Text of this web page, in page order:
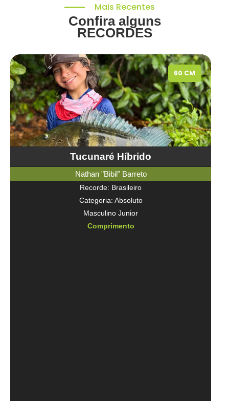
Mais Recentes
Confira alguns
RECORDES
60 CM
Tucunaré Híbrido
Nathan "Bibil" Barreto
Recorde: Brasileiro
Categoria: Absoluto
Masculino Junior
Comprimento